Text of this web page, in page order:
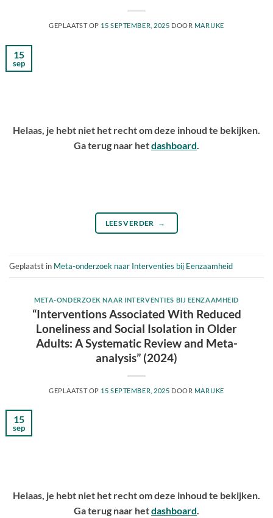
GEPLAATST OP 15 SEPTEMBER, 2025 DOOR MARIJKE
15
sep
Helaas, je hebt niet het recht om deze inhoud te bekijken.
Ga terug naar hetdashboard.
LEES VERDER →
Geplaatst in Meta-onderzoek naar Interventies bij Eenzaamheid
META-ONDERZOEK NAAR INTERVENTIES BIJ EENZAAMHEID
“Interventions Associated With Reduced
Loneliness and Social Isolation in Older
Adults: A Systematic Review and Meta-
analysis” (2024)
GEPLAATST OP 15 SEPTEMBER, 2025 DOOR MARIJKE
15
sep
Helaas, je hebt niet het recht om deze inhoud te bekijken.
Ga terug naar hetdashboard